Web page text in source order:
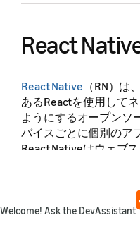
React
React Native （RN）
あるReactを使用して
ようにするオープンソ
バイスごとに個別のア
React Nativeはウェブ
けでしたが、今ではコ
ブブラウザ、デスクト
ようになっています。
Welcome! Ask the DevAssistant